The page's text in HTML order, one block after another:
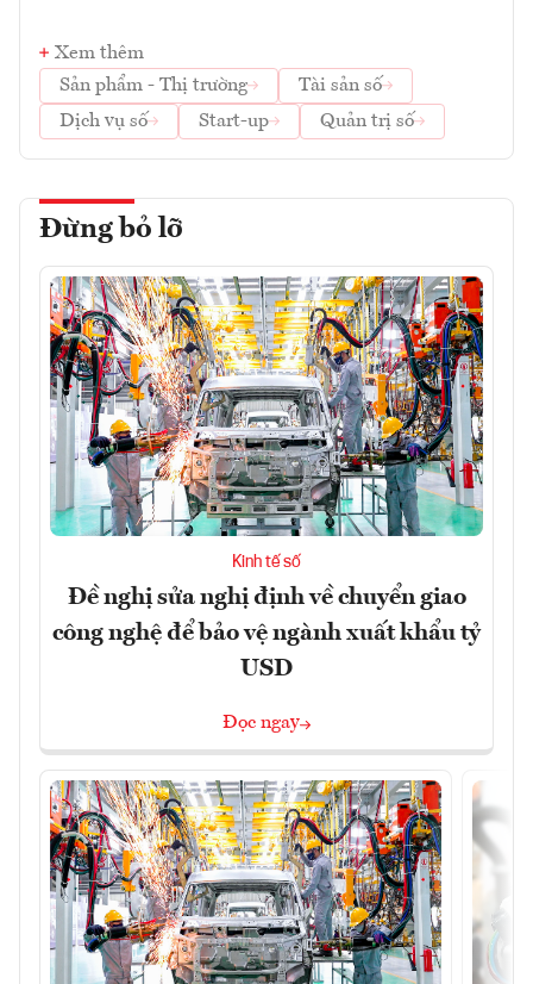
Xem thêm
Sản phẩm - Thị trường
Tài sản số
Dịch vụ số
Start-up Quản trị số
Đừng bỏ lỡ
Kinh tế số
Đề nghị sửa nghị định về chuyển giao
công nghệ để bảo vệ ngành xuất khẩu tỷ
USD
Đọc ngay